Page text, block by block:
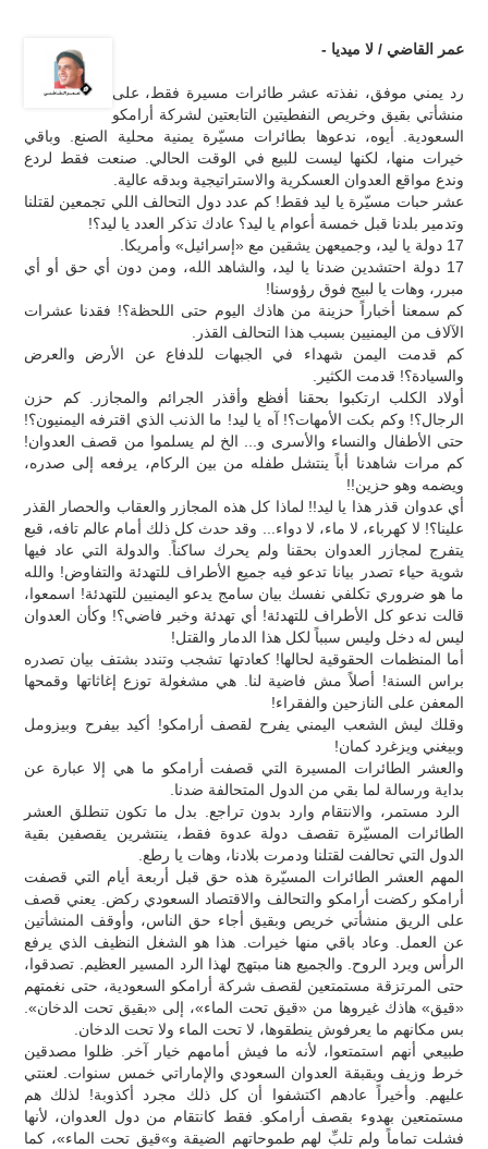
عمر القاضي / لا ميديا -
رد يمني موفق، نفذته عشر طائرات مسيرة فقط، على
منشأتي بقيق وخريص النفطيتين التابعتين لشركة أرامكو
السعودية. أيوه، ندعوها بطائرات مسيّرة يمنية محلية الصنع. وباقي
خيرات منها، لكنها ليست للبيع في الوقت الحالي. صنعت فقط لردع
وندع مواقع العدوان العسكرية والاستراتيجية وبدقه عالية.
عشر حبات مسيّرة يا ليد فقط! كم عدد دول التحالف اللي تجمعين لقتلنا
وتدمير بلدنا قبل خمسة أعوام يا ليد؟ عادك تذكر العدد يا ليد؟!
17 دولة يا ليد، وجميعهن يشقين مع «إسرائيل» وأمريكا.
17 دولة احتشدين ضدنا يا ليد، والشاهد الله، ومن دون أي حق أو أي
مبرر، وهات يا لبيج فوق رؤوسنا!
كم سمعنا أخباراً حزينة من هاذك اليوم حتى اللحظة؟! فقدنا عشرات
الآلاف من اليمنيين بسبب هذا التحالف القذر.
كم قدمت اليمن شهداء في الجبهات للدفاع عن الأرض والعرض
والسيادة؟! قدمت الكثير.
أولاد الكلب ارتكبوا بحقنا أفظع وأقذر الجرائم والمجازر. كم حزن
الرجال؟! وكم بكت الأمهات؟! آه يا ليد! ما الذنب الذي اقترفه اليمنيون؟!
حتى الأطفال والنساء والأسرى و... الخ لم يسلموا من قصف العدوان!
كم مرات شاهدنا أباً ينتشل طفله من بين الركام، يرفعه إلى صدره،
ويضمه وهو حزين!!
أي عدوان قذر هذا يا ليد!! لماذا كل هذه المجازر والعقاب والحصار القذر
علينا؟! لا كهرباء، لا ماء، لا دواء... وقد حدث كل ذلك أمام عالم تافه، قبع
يتفرج لمجازر العدوان بحقنا ولم يحرك ساكناً. والدولة التي عاد فيها
شوية حياء تصدر بيانا تدعو فيه جميع الأطراف للتهدئة والتفاوض! والله
ما هو ضروري تكلفي نفسك بيان سامج يدعو اليمنيين للتهدئة! اسمعوا،
قالت ندعو كل الأطراف للتهدئة! أي تهدئة وخبر فاضي؟! وكأن العدوان
ليس له دخل وليس سبباً لكل هذا الدمار والقتل!
أما المنظمات الحقوقية لحالها! كعادتها تشجب وتندد بشتف بيان تصدره
براس السنة! أصلاً مش فاضية لنا. هي مشغولة توزع إغاثاتها وقمحها
المعفن على النازحين والفقراء!
وقلك ليش الشعب اليمني يفرح لقصف أرامكو! أكيد بيفرح وبيزومل
وبيغني ويزغرد كمان!
والعشر الطائرات المسيرة التي قصفت أرامكو ما هي إلا عبارة عن
بداية ورسالة لما بقي من الدول المتحالفة ضدنا.
الرد مستمر، والانتقام وارد بدون تراجع. بدل ما تكون تنطلق العشر
الطائرات المسيّرة تقصف دولة عدوة فقط، ينتشرين يقصفين بقية
الدول التي تحالفت لقتلنا ودمرت بلادنا، وهات يا رطع.
المهم العشر الطائرات المسيّرة هذه حق قبل أربعة أيام التي قصفت
أرامكو ركضت أرامكو والتحالف والاقتصاد السعودي ركض. يعني قصف
على الريق منشأتي خريص وبقيق أجاء حق الناس، وأوقف المنشأتين
عن العمل. وعاد باقي منها خيرات. هذا هو الشغل النظيف الذي يرفع
الرأس ويرد الروح. والجميع هنا مبتهج لهذا الرد المسير العظيم. تصدقوا،
حتى المرتزقة مستمتعين لقصف شركة أرامكو السعودية، حتى نغمتهم
«قيق» هاذك غيروها من «قيق تحت الماء»، إلى «بقيق تحت الدخان».
بس مكانهم ما يعرفوش ينطقوها، لا تحت الماء ولا تحت الدخان.
طبيعي أنهم استمتعوا، لأنه ما فيش أمامهم خيار آخر. ظلوا مصدقين
خرط وزيف وبقبقة العدوان السعودي والإماراتي خمس سنوات. لعنتي
عليهم. وأخيراً عادهم اكتشفوا أن كل ذلك مجرد أكذوبة! لذلك هم
مستمتعين بهدوء بقصف أرامكو. فقط كانتقام من دول العدوان، لأنها
فشلت تماماً ولم تلبِّ لهم طموحاتهم الضيقة و»قيق تحت الماء»، كما